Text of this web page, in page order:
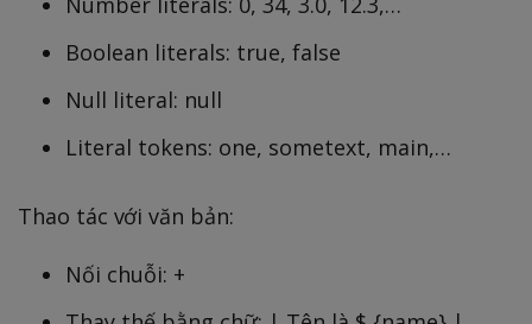
Boolean literals: true, false
Null literal: null
Literal tokens: one, sometext, main,…
Thao tác với văn bản:
Nối chuỗi: +